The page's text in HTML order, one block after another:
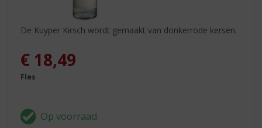
De Kuyper Kirsch wordt gemaakt van donkerrode kersen.
€ 18,49
Fles